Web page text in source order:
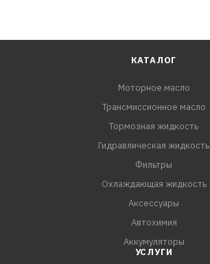
КАТАЛОГ
Моторное масло
Трансмиссионное масло
Тормозная жидкость
Гидравлическая жидкость
Фильтры
Охлаждающая жидкость
Аксессуары
Автохимия
Аккумуляторы
УСЛУГИ